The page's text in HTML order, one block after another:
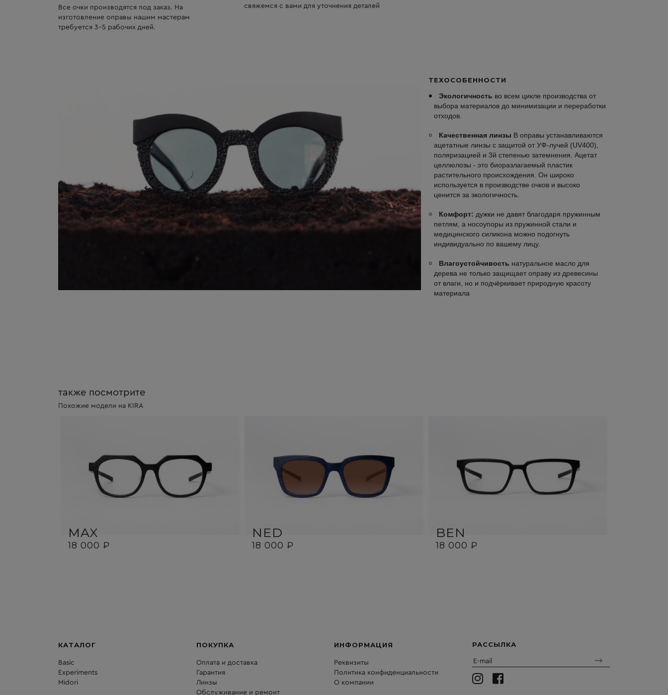
Все очки производятся под заказ. На
изготовление оправы нашим мастерам
требуется 3-5 рабочих дней.
свяжемся с вами для уточнения деталей
ТЕХОСОБЕННОСТИ
Экологичность во всем цикле производства от
выбора материалов до минимизации и переработки
отходов.
Качественная линзы В оправы устанавливаются
ацетатные линзы с защитой от УФ-лучей (UV400),
поляризацией и 3й степенью затемнения. Ацетат
целлюлозы - это биоразлагаемый пластик
растительного происхождения. Он широко
используется в производстве очков и высоко
ценится за экологичность.
Комфорт: дужки не давят благодаря пружинным
петлям, а носоупоры из пружинной стали и
медицинского силикона можно подогнуть
индивидуально по вашему лицу.
Влагоустойчивость натуральное масло для
дерева не только защищает оправу из древесины
от влаги, но и подчёркивает природную красоту
материала
также посмотрите
Похожие модели на KIRA
MAX
18 000 ₽
NED
18 000 ₽
BEN
18 000 ₽
КАТАЛОГ
Basic
Experiments
Midori
ПОКУПКА
Оплата и доставка
Гарантия
Линзы
Обслуживание и ремонт
ИНФОРМАЦИЯ
Реквизиты
Политика конфиденциальности
О компании
РАССЫЛКА